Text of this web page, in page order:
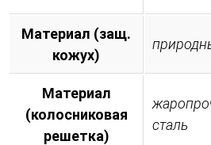
Материал (защ.
кожух)
Материал
(колосниковая
решетка)
сталь